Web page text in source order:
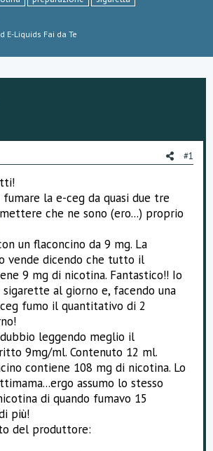
E-Liquids Fai da Te
#1
la e-ceg da quasi due tre
che ne sono (ero...) proprio
un flaconcino da 9 mg. La
vende dicendo che tutto il
9 mg di nicotina. Fantastico!! Io
al giorno e, facendo una
fumo il quantitativo di 2
leggendo meglio il
9mg/ml. Contenuto 12 ml.
contiene 108 mg di nicotina. Lo
assumo lo stesso
di quando fumavo 15
più!
del produttore: